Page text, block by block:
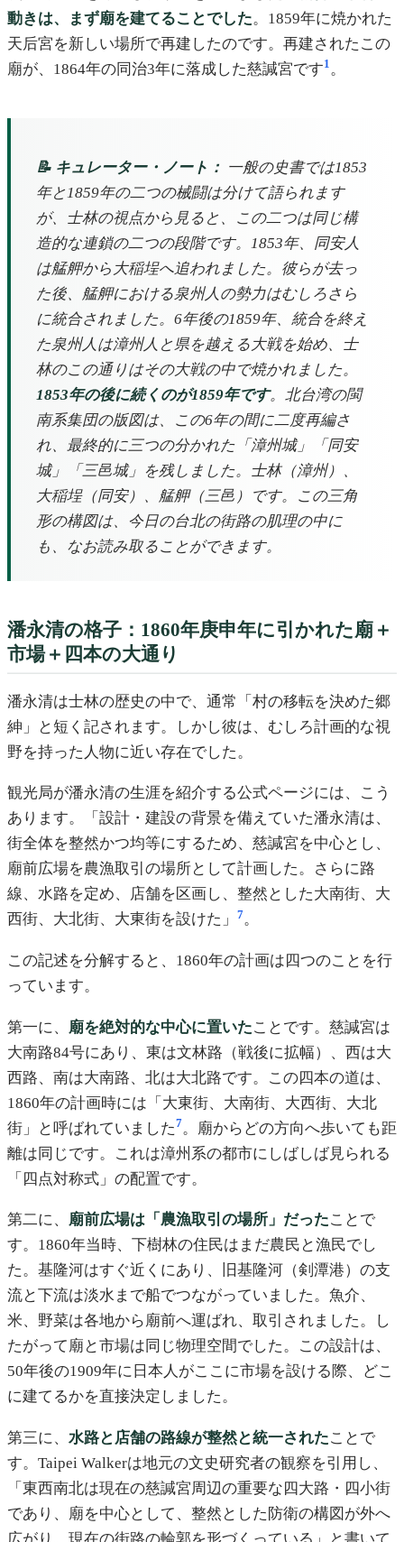
動きは、まず廟を建てることでした。1859年に焼かれた
天后宮を新しい場所で再建したのです。再建されたこの
廟が、1864年の同治3年に落成した慈諴宮です1 。
📝 キュレーター・ノート： 一般の史書では1853
年と1859年の二つの械闘は分けて語られます
が、士林の視点から見ると、この二つは同じ構
造的な連鎖の二つの段階です。1853年、同安人
は艋舺から大稲埕へ追われました。彼らが去っ
た後、艋舺における泉州人の勢力はむしろさら
に統合されました。6年後の1859年、統合を終え
た泉州人は漳州人と県を越える大戦を始め、士
林のこの通りはその大戦の中で焼かれました。
1853年の後に続くのが1859年です。北台湾の閩
南系集団の版図は、この6年の間に二度再編さ
れ、最終的に三つの分かれた「漳州城」「同安
城」「三邑城」を残しました。士林（漳州）、
大稲埕（同安）、艋舺（三邑）です。この三角
形の構図は、今日の台北の街路の肌理の中に
も、なお読み取ることができます。
潘永清の格子：1860年庚申年に引かれた廟＋
市場＋四本の大通り
潘永清は士林の歴史の中で、通常「村の移転を決めた郷
紳」と短く記されます。しかし彼は、むしろ計画的な視
野を持った人物に近い存在でした。
観光局が潘永清の生涯を紹介する公式ページには、こう
あります。「設計・建設の背景を備えていた潘永清は、
街全体を整然かつ均等にするため、慈諴宮を中心とし、
廟前広場を農漁取引の場所として計画した。さらに路
線、水路を定め、店舗を区画し、整然とした大南街、大
西街、大北街、大東街を設けた」
7。
この記述を分解すると、1860年の計画は四つのことを行
っています。
第一に、 廟を絶対的な中心に置いたことです。慈諴宮は
大南路84号にあり、東は文林路（戦後に拡幅）、西は大
西路、南は大南路、北は大北路です。この四本の道は、
1860年の計画時には「大東街、大南街、大西街、大北
街」と呼ばれていました7。廟からどの方向へ歩いても距
離は同じです。これは漳州系の都市にしばしば見られる
「四点対称式」の配置です。
第二に、 廟前広場は「農漁取引の場所」だったことで
す。1860年当時、下樹林の住民はまだ農民と漁民でし
た。基隆河はすぐ近くにあり、旧基隆河（剣潭港）の支
流と下流は淡水まで船でつながっていました。魚介、
米、野菜は各地から廟前へ運ばれ、取引されました。し
たがって廟と市場は同じ物理空間でした。この設計は、
50年後の1909年に日本人がここに市場を設ける際、どこ
に建てるかを直接決定しました。
第三に、 水路と店舗の路線が整然と統一されたことで
す。Taipei Walkerは地元の文史研究者の観察を引用し、
「東西南北は現在の慈諴宮周辺の重要な四大路・四小街
であり、廟を中心として、整然とした防衛の構図が外へ